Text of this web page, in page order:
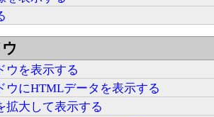
ウを表示する
ウにHTMLデータを表示する
拡大して表示する